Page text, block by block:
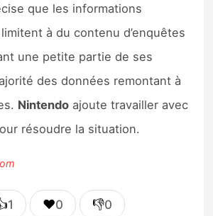
que les informations
à du contenu d’enquêtes
une petite partie de ses
des données remontant à
Nintendo ajoute travailler avec
résoudre la situation.
1 ❤️0 👎0